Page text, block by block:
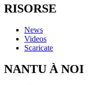
RISORSE
News
Videos
Scaricate
NANTU À NOI